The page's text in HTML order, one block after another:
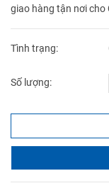
giao hàng tận nơi cho
Tình trạng:
Số lượng: